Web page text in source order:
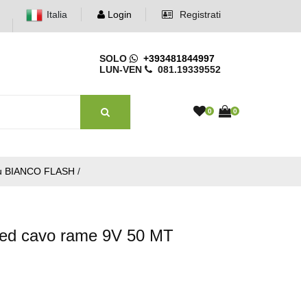
Italia Login Registrati
SOLO
+393481844997
LUN-VEN
081.19339552
0 0
FLASH /
cavo rame 9V 50 MT